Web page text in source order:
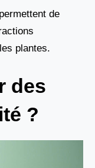
de
plantes.
des
?